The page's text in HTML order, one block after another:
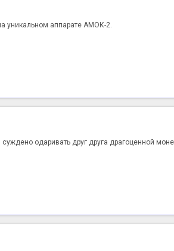
уникальном аппарате АМОК-2.
одаривать друг друга драгоценной